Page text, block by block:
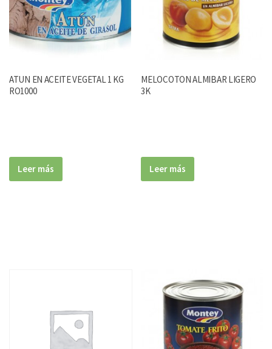
ATUN EN ACEITE VEGETAL 1 KG
RO1000
Leer más
MELOCOTON ALMIBAR LIGERO
3K
Leer más